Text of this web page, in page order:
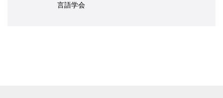
言語学会